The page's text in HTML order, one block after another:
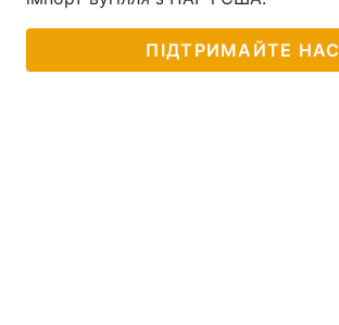
ПІДТРИМАЙТЕ НАС